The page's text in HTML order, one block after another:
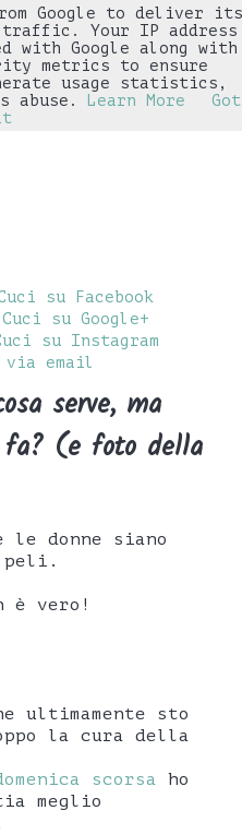
▼
serve, ma
fa? (e foto della
le donne siano
peli.
è vero!
ultimamente sto
la cura della
scorsa ho
meglio
Google to deliver its
traffic. Your IP address
with Google along with
metrics to ensure
usage statistics,
abuse.
Learn More
Got